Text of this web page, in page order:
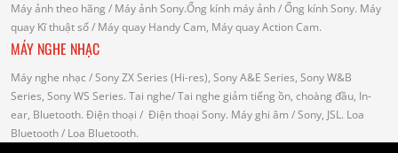
Máy ảnh theo hãng / Máy ảnh Sony.Ống kính máy ảnh / Ống kính Sony. Máy
quay Kĩ thuật số/ Máy quay Handy Cam, Máy quay Action Cam.
MÁY NGHE NHẠC
Máy nghe nhạc / Sony ZX Series (Hi-res), Sony A&E Series, Sony W&B
Series, Sony WS Series. Tai nghe/ Tai nghe giảm tiếng ồn, choàng đầu, In-
ear, Bluetooth. Điện thoại / Điện thoại Sony. Máy ghi âm / Sony, JSL. Loa
Bluetooth/ Loa Bluetooth.